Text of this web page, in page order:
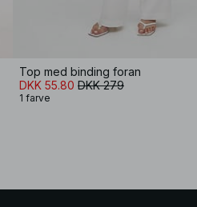
Top med binding foran
DKK 55.80 DKK 279
1 farve